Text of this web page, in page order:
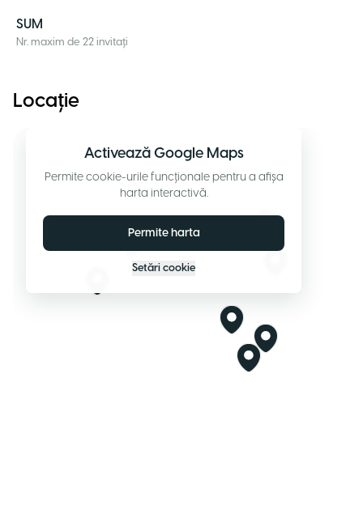
SUM
Nr. maxim de 22 invitați
Locație
Activează Google Maps
Permite cookie-urile funcționale pentru a afișa
harta interactivă.
Permite harta
Setări cookie